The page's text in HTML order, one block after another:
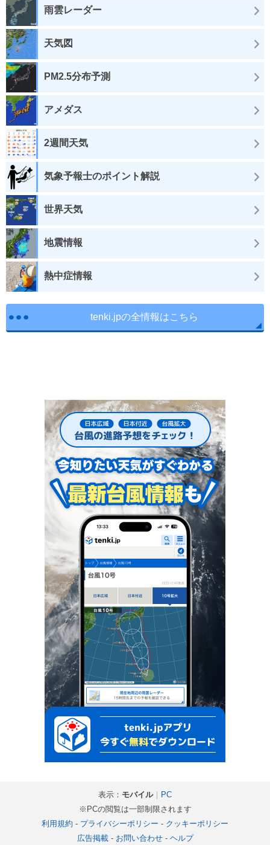
雨雲レーダー
天気図
PM2.5分布予測
アメダス
2週間天気
気象予報士のポイント解説
世界天気
地震情報
熱中症情報
tenki.jpの全情報はこちら
表示： モバイル｜ PC
※PCの閲覧は一部制限されます
利用規約 - プライバシーポリシー - クッキーポリシー
広告掲載- お問い合わせ- ヘルプ